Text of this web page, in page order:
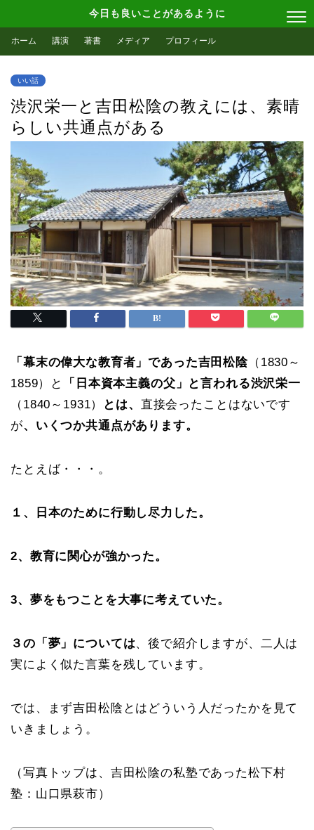
今日も良いことがあるように
ホーム 講演 著書 メディア プロフィール
いい話
渋沢栄一と吉田松陰の教えには、素晴
らしい共通点がある
「幕末の偉大な教育者」であった吉田松陰 （1830～
1859）と
「日本資本主義の父」と言われる渋沢栄一
（1840～1931）
とは、 直接会ったことはないです
が、いくつか共通点があります。
たとえば・・・。
１、日本のために行動し尽力した。
2、教育に関心が強かった。
3、夢をもつことを大事に考えていた。
３の「夢」については、後で紹介しますが、二人は
実によく似た言葉を残しています。
では、まず吉田松陰とはどういう人だったかを見て
いきましょう。
（写真トップは、吉田松陰の私塾であった松下村
塾：山口県萩市）